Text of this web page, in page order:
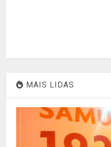
MAIS LIDAS